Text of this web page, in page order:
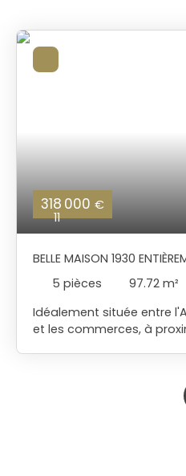
318 000 €
11
BELLE MAISON 1930
5 pièces 97.72 m²
Idéalement située entre
et les commerces, à
rénovée avec goût et ne
Dès l'entrée, vous
vie, chaleureuse et